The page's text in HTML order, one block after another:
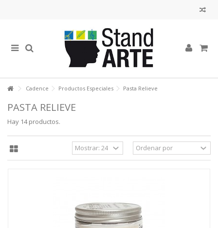
Cadence Productos Especiales Pasta Relieve
PASTA RELIEVE
Hay 14 productos.